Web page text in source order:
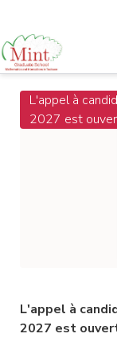
L'appel à
2027 est
L'appel à
2027 est